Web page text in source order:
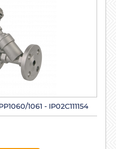
1061 - IP02C111154